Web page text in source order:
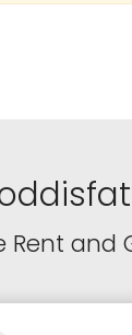
Rent and